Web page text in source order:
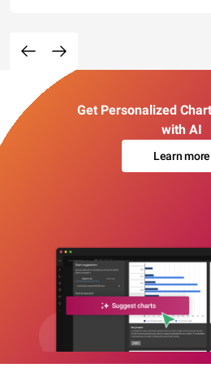
Get Personalized
with AI
Learn more